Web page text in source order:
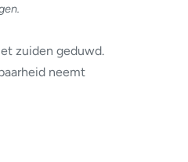
zuiden geduwd.
neemt